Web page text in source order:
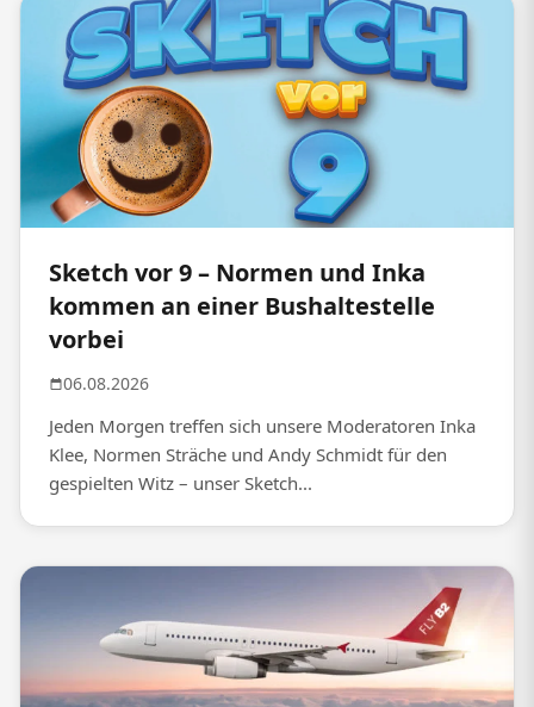
Sketch vor 9 – Normen und Inka
kommen an einer Bushaltestelle
vorbei
06.08.2026
Jeden Morgen treffen sich unsere Moderatoren Inka
Klee, Normen Sträche und Andy Schmidt für den
gespielten Witz – unser Sketch...